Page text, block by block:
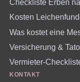
Checkliste Erben
Kosten
Was kostet eine
Versicherung &
Vermieter-
KONTAKT